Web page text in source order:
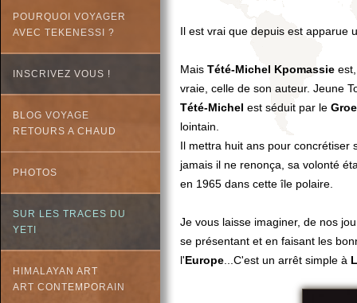
POURQUOI VOYAGER
AVEC TEKENESSI ?
INSCRIVEZ VOUS !
BLOG VOYAGE
RETOURS A CHAUD
PHOTOS
SUR LES TRACES DU
YETI
HIMALAYAN ART
ART CONTEMPORAIN
Il est vrai que depuis est apparue
Mais Tété-Michel Kpomassie
vraie, celle de son auteur. Jeune
Tété-Michel est séduit par le
lointain.
Il mettra huit ans pour
jamais il ne renonça, sa volonté
en 1965 dans cette île polaire.
Je vous laisse imaginer, de nos
se présentant et en faisant les
l'Europe ...C'est un arrêt simple à